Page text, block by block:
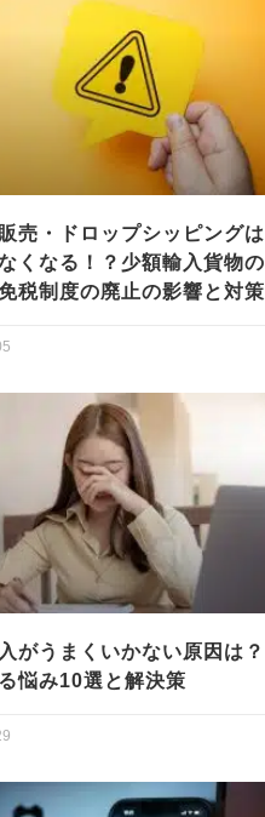
売・ドロップシッピングは
くなる！？少額輸入貨物の
税制度の廃止の影響と対策
がうまくいかない原因は？
悩み10選と解決策